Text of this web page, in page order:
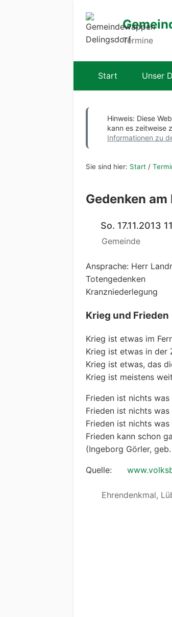
Termine
Start Unser
Hinweis: Diese
kann es zeitweise
Informationen zu
Sie sind hier: Start /
Gedenken am
So. 17.11.2013
Gemeinde
Ansprache: Herr
Totengedenken
Kranzniederlegung
Krieg und Frieden
Krieg ist etwas im
Krieg ist etwas in der
Krieg ist etwas, das
Krieg ist meistens
Frieden ist nichts
Frieden ist nichts
Frieden ist nichts
Frieden kann schon
(Ingeborg Görler, geb.
Quelle:
Ehrendenkmal,